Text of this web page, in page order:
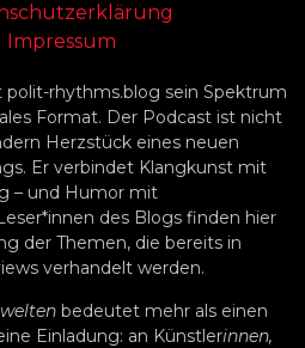
Impressum
polit-rhythms.blog sein Spektrum
Format. Der Podcast ist nicht
Herzstück eines neuen
Er verbindet Klangkunst mit
– und Humor mit
des Blogs finden hier
der Themen, die bereits in
verhandelt werden.
bedeutet mehr als einen
Einladung: an Künstlerinnen,